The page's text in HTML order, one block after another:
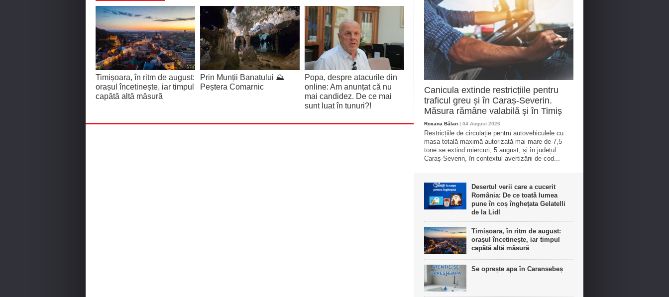
Timișoara, în ritm de august:
orașul încetinește, iar timpul
capătă altă măsură
Prin Munții Banatului ⛰️
Peștera Comarnic
Popa, despre atacurile din
online: Am anunțat că nu
mai candidez. De ce mai
sunt luat în tunuri?!
Canicula extinde restricțiile pentru
traficul greu și în Caraș-Severin.
Măsura rămâne valabilă și în Timiș
Roxana Bălan | 04 August 2026
Restricțiile de circulație pentru autovehiculele cu
masa totală maximă autorizată mai mare de 7,5
tone se extind miercuri, 5 august, și în județul
Caraș-Severin, în contextul avertizării de cod...
Desertul verii care a cucerit
România: De ce toată lumea
pune în coș înghețata Gelatelli
de la Lidl
Timișoara, în ritm de august:
orașul încetinește, iar timpul
capătă altă măsură
Se oprește apa în Caransebeș